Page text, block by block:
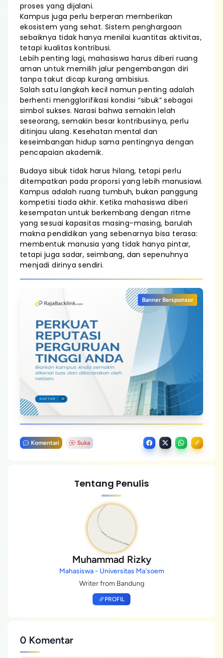
proses yang dijalani.
Kampus juga perlu berperan memberikan
ekosistem yang sehat. Sistem penghargaan
sebaiknya tidak hanya menilai kuantitas aktivitas,
tetapi kualitas kontribusi.
Lebih penting lagi, mahasiswa harus diberi ruang
aman untuk memilih jalur pengembangan diri
tanpa takut dicap kurang ambisius.
Salah satu langkah kecil namun penting adalah
berhenti mengglorifikasi kondisi “sibuk” sebagai
simbol sukses. Narasi bahwa semakin lelah
seseorang, semakin besar kontribusinya, perlu
ditinjau ulang. Kesehatan mental dan
keseimbangan hidup sama pentingnya dengan
pencapaian akademik.
Budaya sibuk tidak harus hilang, tetapi perlu
ditempatkan pada proporsi yang lebih manusiawi.
Kampus adalah ruang tumbuh, bukan panggung
kompetisi tiada akhir. Ketika mahasiswa diberi
kesempatan untuk berkembang dengan ritme
yang sesuai kapasitas masing-masing, barulah
makna pendidikan yang sebenarnya bisa terasa:
membentuk manusia yang tidak hanya pintar,
tetapi juga sadar, seimbang, dan sepenuhnya
menjadi dirinya sendiri.
Banner Bersponsor
Komentari Suka
Tentang Penulis
Muhammad Rizky
Mahasiswa - Universitas Ma'soem
Writer from Bandung
PROFIL
0 Komentar